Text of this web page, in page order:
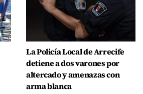
La Policía Local de Arrecife
detiene a dos varones por
altercado y amenazas con
arma blanca